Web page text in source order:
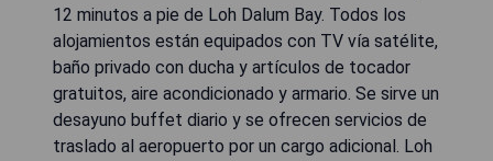
12 minutos a pie de Loh Dalum Bay. Todos los
alojamientos están equipados con TV vía satélite,
baño privado con ducha y artículos de tocador
gratuitos, aire acondicionado y armario. Se sirve un
desayuno buffet diario y se ofrecen servicios de
traslado al aeropuerto por un cargo adicional. Loh